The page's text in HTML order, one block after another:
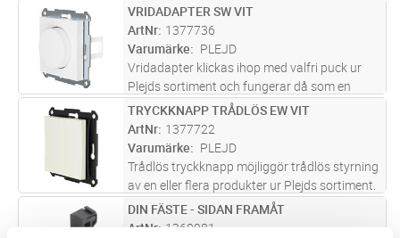
eller spothål. Har dragavlastning för säker
kabelanslutning.
ST Lägg i kundvagn
VRIDADAPTER SW VIT
ArtNr 1377736
Varumärke
PLEJD
Vridadapter klickas ihop med valfri puck ur
Plejds sortiment och fungerar då som en
klassisk vriddimmer. Genom vår trådlösa
meshteknik kan Vridadapter även användas
för att styra andra produkter i Pl
ST Lägg i kundvagn
TRYCKKNAPP TRÅDLÖS EW VIT
ArtNr 1377722
Varumärke
PLEJD
Trådlös tryckknapp möjliggör trådlös styrning
av en eller flera produkter ur Plejds sortiment.
Konfigureras i Plejd-appen. WPH-01 monteras
enkelt utanpå standard apparatdosa eller
ST Lägg i kundvagn
DIN FÄSTE - SIDAN FRAMÅT
ArtNr 1360981